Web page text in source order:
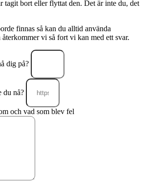
tagit bort eller flyttat den. Det är inte du, det
finnas så kan du alltid använda
vi så fort vi kan med ett svar.
dig på?
du nå?
och vad som blev fel